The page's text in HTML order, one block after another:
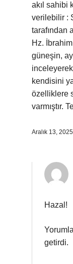
akıl sahibi
verilebilir :
tarafından
Hz.
güneşin,
kendisini
özelliklere
varmıştır.
Aralık 13, 2025
Hazal!
getirdi.